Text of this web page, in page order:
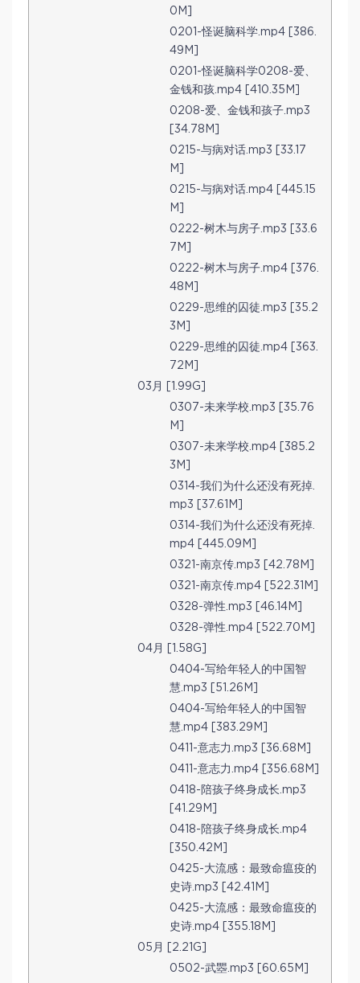
0M]
0201-怪诞脑科学.mp4 [386.
49M]
0201-怪诞脑科学0208-爱、
金钱和孩.mp4 [410.35M]
0208-爱、金钱和孩子.mp3
[34.78M]
0215-与病对话.mp3 [33.17
M]
0215-与病对话.mp4 [445.15
M]
0222-树木与房子.mp3 [33.6
7M]
0222-树木与房子.mp4 [376.
48M]
0229-思维的囚徒.mp3 [35.2
3M]
0229-思维的囚徒.mp4 [363.
72M]
03月 [1.99G]
0307-未来学校.mp3 [35.76
M]
0307-未来学校.mp4 [385.2
3M]
0314-我们为什么还没有死掉.
mp3 [37.61M]
0314-我们为什么还没有死掉.
mp4 [445.09M]
0321-南京传.mp3 [42.78M]
0321-南京传.mp4 [522.31M]
0328-弹性.mp3 [46.14M]
0328-弹性.mp4 [522.70M]
04月 [1.58G]
0404-写给年轻人的中国智
慧.mp3 [51.26M]
0404-写给年轻人的中国智
慧.mp4 [383.29M]
0411-意志力.mp3 [36.68M]
0411-意志力.mp4 [356.68M]
0418-陪孩子终身成长.mp3
[41.29M]
0418-陪孩子终身成长.mp4
[350.42M]
0425-大流感：最致命瘟疫的
史诗.mp3 [42.41M]
0425-大流感：最致命瘟疫的
史诗.mp4 [355.18M]
05月 [2.21G]
0502-武瞾.mp3 [60.65M]